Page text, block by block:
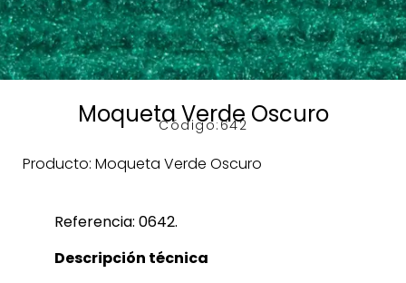
Moqueta Verde Oscuro
Código:642
Producto: Moqueta Verde Oscuro
Referencia: 0642.
Descripción técnica